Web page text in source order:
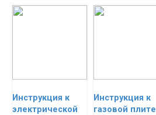
Инструкция к
электрической
Инструкция к
газовой плите